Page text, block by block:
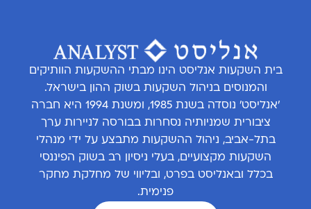
בית השקעות אנליסט הינו מבתי ההשקעות הוותיקים
והמנוסים בניהול השקעות בשוק ההון בישראל.
'אנליסט' נוסדה בשנת 1985, ומשנת 1994 היא חברה
ציבורית שמניותיה נסחרות בבורסה לניירות ערך
בתל-אביב, ניהול ההשקעות מתבצע על ידי מנהלי
השקעות מקצועיים, בעלי ניסיון רב בשוק הפיננסי
בכלל ובאנליסט בפרט, ובליווי של מחלקת מחקר
פנימית.